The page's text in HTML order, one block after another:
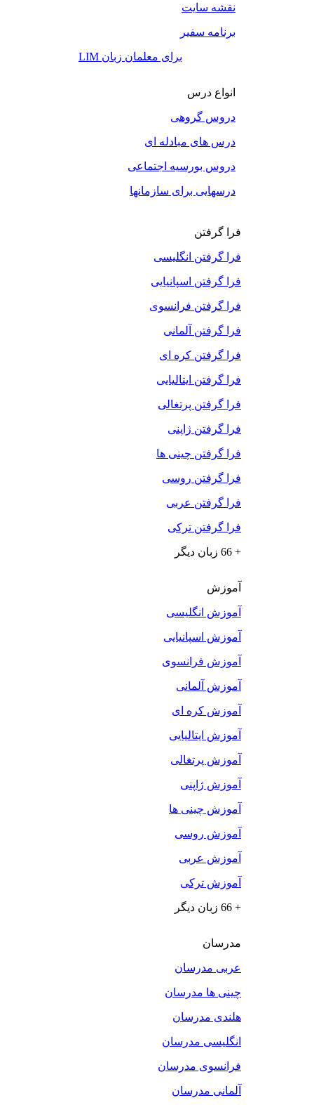
نقشه سایت
برنامه سفیر
LIM برای معلمان زبان
انواع درس
دروس گروهی
درس های مبادله ای
دروس بورسیه اجتماعی
درسهایی برای سازمانها
فرا گرفتن
فرا گرفتن انگلیسی
فرا گرفتن اسپانیایی
فرا گرفتن فرانسوی
فرا گرفتن آلمانی
فرا گرفتن کره ای
فرا گرفتن ایتالیایی
فرا گرفتن پرتغالی
فرا گرفتن ژاپنی
فرا گرفتن چینی ها
فرا گرفتن روسی
فرا گرفتن عربی
فرا گرفتن ترکی
+ 66 زبان دیگر
آموزش
آموزش انگلیسی
آموزش اسپانیایی
آموزش فرانسوی
آموزش آلمانی
آموزش کره ای
آموزش ایتالیایی
آموزش پرتغالی
آموزش ژاپنی
آموزش چینی ها
آموزش روسی
آموزش عربی
آموزش ترکی
+ 66 زبان دیگر
مدرسان
عربی مدرسان
چینی ها مدرسان
هلندی مدرسان
انگلیسی مدرسان
فرانسوی مدرسان
آلمانی مدرسان